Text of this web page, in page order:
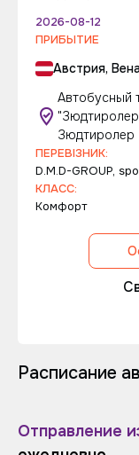
2026-08-12
ПРИБЫТИЕ
Австрия,
Автобусный
Зюдтиролер
ПЕРЕВІЗНИК:
D.M.D-GROUP,
КЛАСС:
Комфорт
Расписание
Отправление